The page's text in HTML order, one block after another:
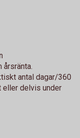
antal dagar/360
eller delvis under